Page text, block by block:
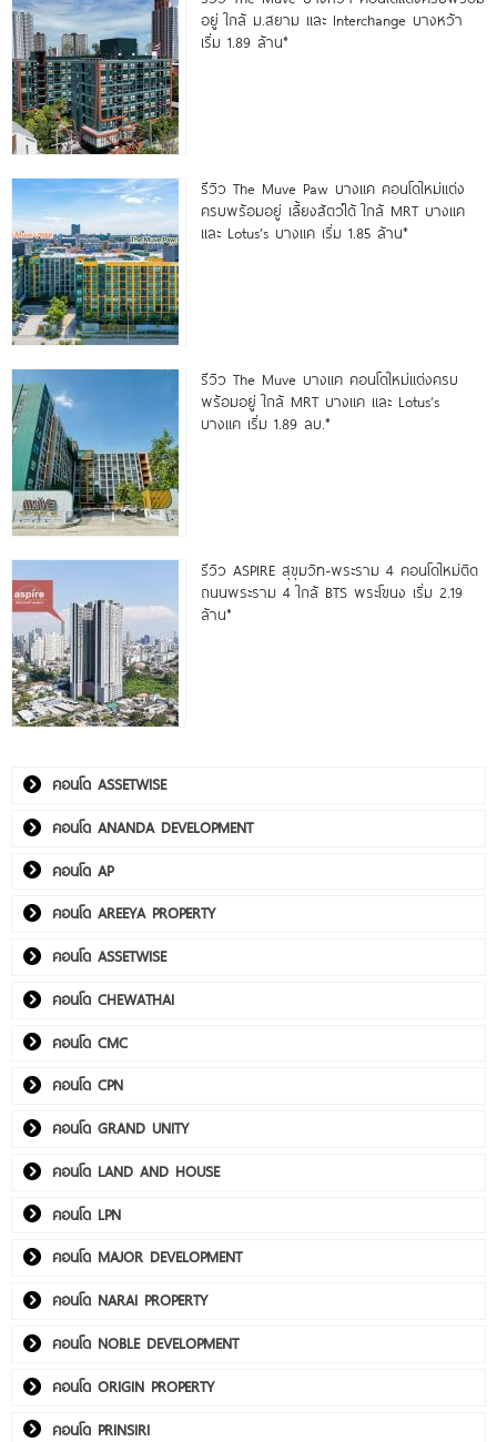
อยู่ ใกล้ ม.สยาม และ Interchange บางหว้า
เริ่ม 1.89 ล้าน*
รีวิว The Muve Paw บางแค คอนโดใหม่แต่ง
ครบพร้อมอยู่ เลี้ยงสัตว์ได้ ใกล้ MRT บางแค
และ Lotus’s บางแค เริ่ม 1.85 ล้าน*
รีวิว The Muve บางแค คอนโดใหม่แต่งครบ
พร้อมอยู่ ใกล้ MRT บางแค และ Lotus’s
บางแค เริ่ม 1.89 ลบ.*
รีวิว ASPIRE สุขุมวิท-พระราม 4 คอนโดใหม่ติด
ถนนพระราม 4 ใกล้ BTS พระโขนง เริ่ม 2.19
ล้าน*
คอนโด ASSETWISE
คอนโด ANANDA DEVELOPMENT
คอนโด AP
คอนโด AREEYA PROPERTY
คอนโด ASSETWISE
คอนโด CHEWATHAI
คอนโด CMC
คอนโด CPN
คอนโด GRAND UNITY
คอนโด LAND AND HOUSE
คอนโด LPN
คอนโด MAJOR DEVELOPMENT
คอนโด NARAI PROPERTY
คอนโด NOBLE DEVELOPMENT
คอนโด ORIGIN PROPERTY
คอนโด PRINSIRI